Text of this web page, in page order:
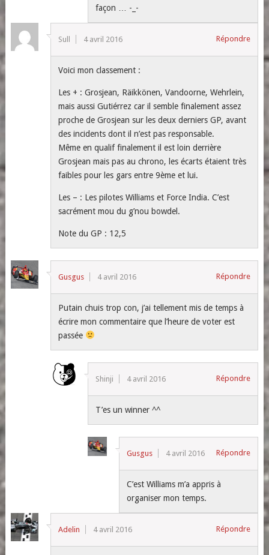
façon … -_-
Sull 4 avril 2016 Répondre
Voici mon classement :
Les + : Grosjean, Räikkönen, Vandoorne, Wehrlein,
mais aussi Gutiérrez car il semble finalement assez
proche de Grosjean sur les deux derniers GP, avant
des incidents dont il n’est pas responsable.
Même en qualif finalement il est loin derrière
Grosjean mais pas au chrono, les écarts étaient très
faibles pour les gars entre 9ème et lui.
Les – : Les pilotes Williams et Force India. C’est
sacrément mou du g’nou bowdel.
Note du GP : 12,5
Gusgus 4 avril 2016 Répondre
Putain chuis trop con, j’ai tellement mis de temps à
écrire mon commentaire que l’heure de voter est
passée
Shinji 4 avril 2016 Répondre
T’es un winner ^^
Gusgus 4 avril 2016 Répondre
C’est Williams m’a appris à
organiser mon temps.
Adelin 4 avril 2016 Répondre